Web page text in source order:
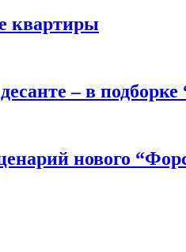
квартиры
– в подборке
нового